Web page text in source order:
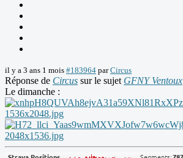
il y a 3 ans 1 mois #183964 parCircus
Réponse de Circus sur le sujet GFNY Ventoux
Le dimanche :